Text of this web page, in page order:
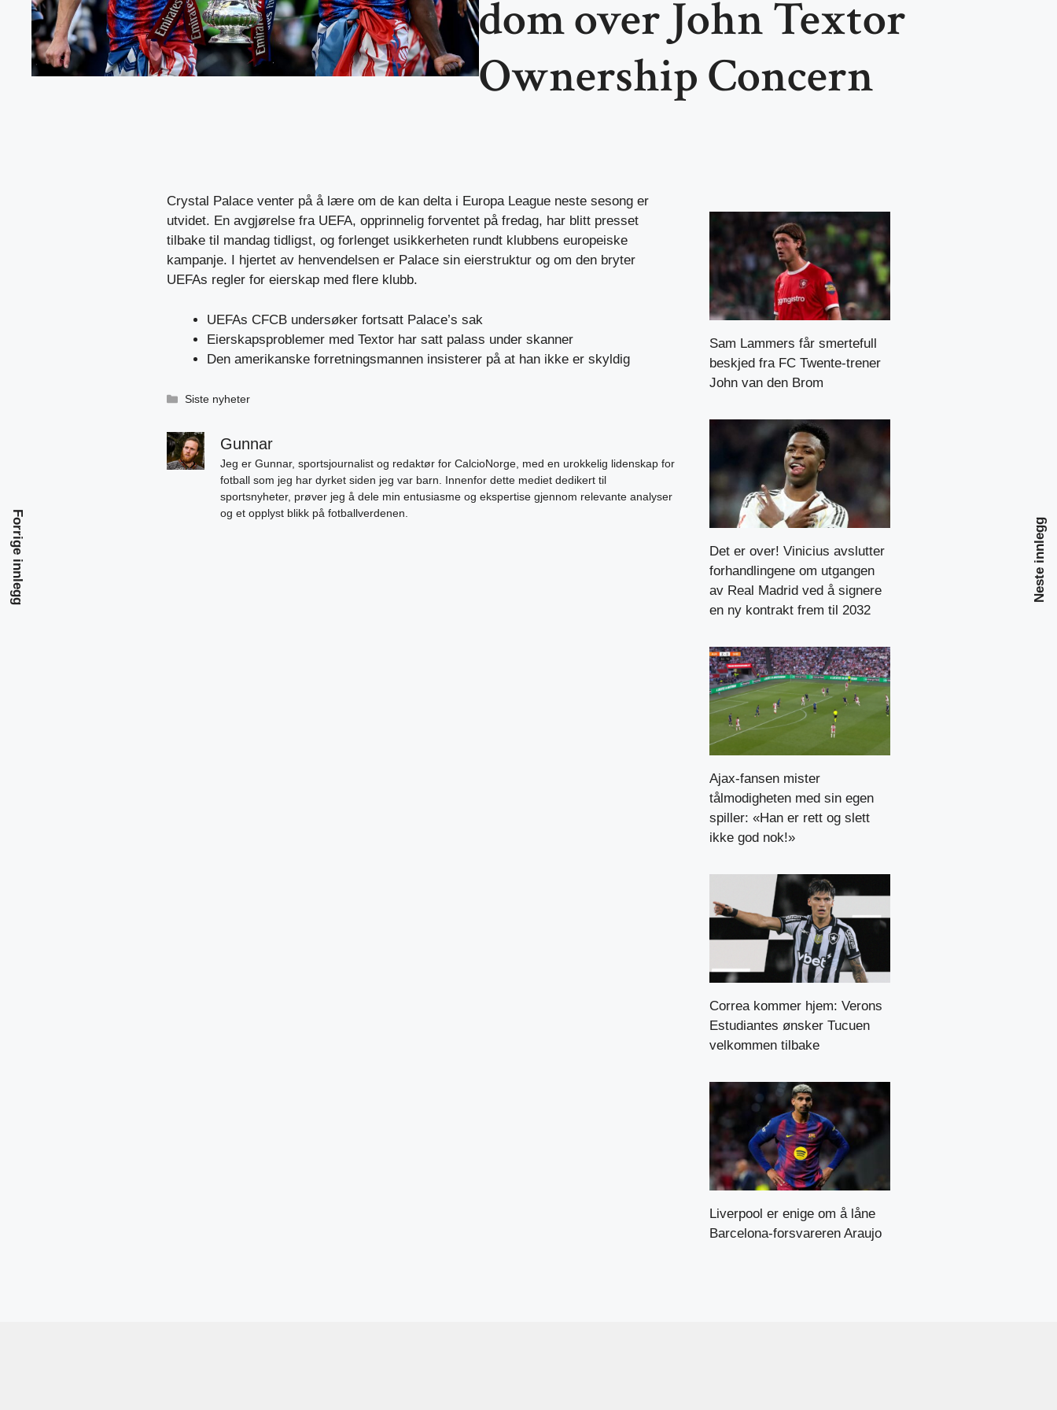
dom over John Textor
Ownership Concern
Crystal Palace venter på å lære om de kan delta i Europa League neste sesong er
utvidet. En avgjørelse fra UEFA, opprinnelig forventet på fredag, har blitt presset
tilbake til mandag tidligst, og forlenget usikkerheten rundt klubbens europeiske
kampanje. I hjertet av henvendelsen er Palace sin eierstruktur og om den bryter
UEFAs regler for eierskap med flere klubb.
UEFAs CFCB undersøker fortsatt Palace’s sak
Eierskapsproblemer med Textor har satt palass under skanner
Den amerikanske forretningsmannen insisterer på at han ikke er skyldig
Kategorier
Siste nyheter
Gunnar
Jeg er Gunnar, sportsjournalist og redaktør for CalcioNorge, med en urokkelig lidenskap for
fotball som jeg har dyrket siden jeg var barn. Innenfor dette mediet dedikert til
sportsnyheter, prøver jeg å dele min entusiasme og ekspertise gjennom relevante analyser
og et opplyst blikk på fotballverdenen.
Forrige innlegg Neste innlegg
Sam Lammers får smertefull
beskjed fra FC Twente-trener
John van den Brom
Det er over! Vinicius avslutter
forhandlingene om utgangen
av Real Madrid ved å signere
en ny kontrakt frem til 2032
Ajax-fansen mister
tålmodigheten med sin egen
spiller: «Han er rett og slett
ikke god nok!»
Correa kommer hjem: Verons
Estudiantes ønsker Tucuen
velkommen tilbake
Liverpool er enige om å låne
Barcelona-forsvareren Araujo